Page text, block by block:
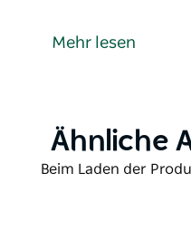
schattiges
Das Hauptbecken
ist vollständig
Mehr lesen
Product
Ähnliche
Product
Beim Laden der